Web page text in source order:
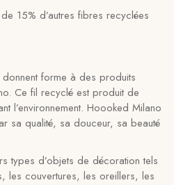
15% d’autres fibres recyclées
forme à des produits
Ce fil recyclé est produit de
l’environnement. Hoooked Milano
sa qualité, sa douceur, sa beauté
types d’objets de décoration tels
les couvertures, les oreillers, les